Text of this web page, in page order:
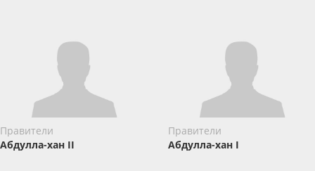
Правители
Абдулла-хан II
Правители
Абдулла-хан I